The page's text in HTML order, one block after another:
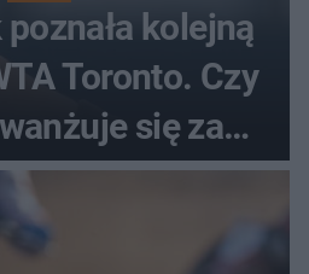
kolejną
Toronto. Czy
się za
porażkę?